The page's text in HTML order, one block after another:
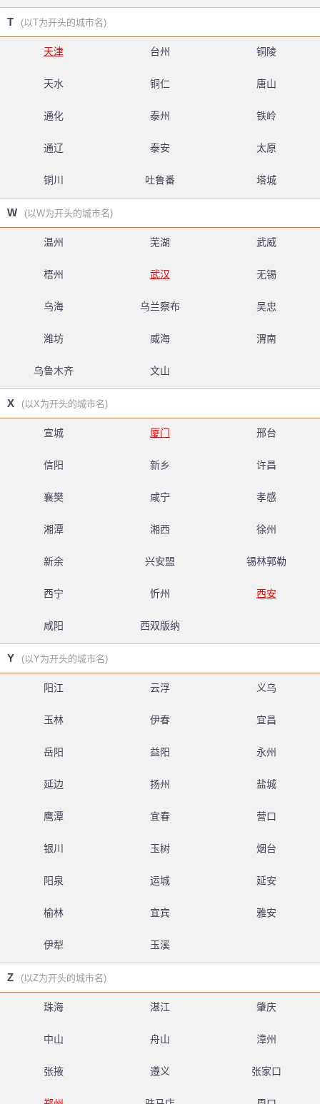
T (以T为开头的城市名)
天津 台州 铜陵
天水 铜仁 唐山
通化 泰州 铁岭
通辽 泰安 太原
铜川 吐鲁番 塔城
W (以W为开头的城市名)
温州 芜湖 武威
梧州 武汉 无锡
乌海 乌兰察布 吴忠
潍坊 威海 渭南
乌鲁木齐 文山
X (以X为开头的城市名)
宣城 厦门 邢台
信阳 新乡 许昌
襄樊 咸宁 孝感
湘潭 湘西 徐州
新余 兴安盟 锡林郭勒
西宁 忻州 西安
咸阳 西双版纳
Y (以Y为开头的城市名)
阳江 云浮 义乌
玉林 伊春 宜昌
岳阳 益阳 永州
延边 扬州 盐城
鹰潭 宜春 营口
银川 玉树 烟台
阳泉 运城 延安
榆林 宜宾 雅安
伊犁 玉溪
Z (以Z为开头的城市名)
珠海 湛江 肇庆
中山 舟山 漳州
张掖 遵义 张家口